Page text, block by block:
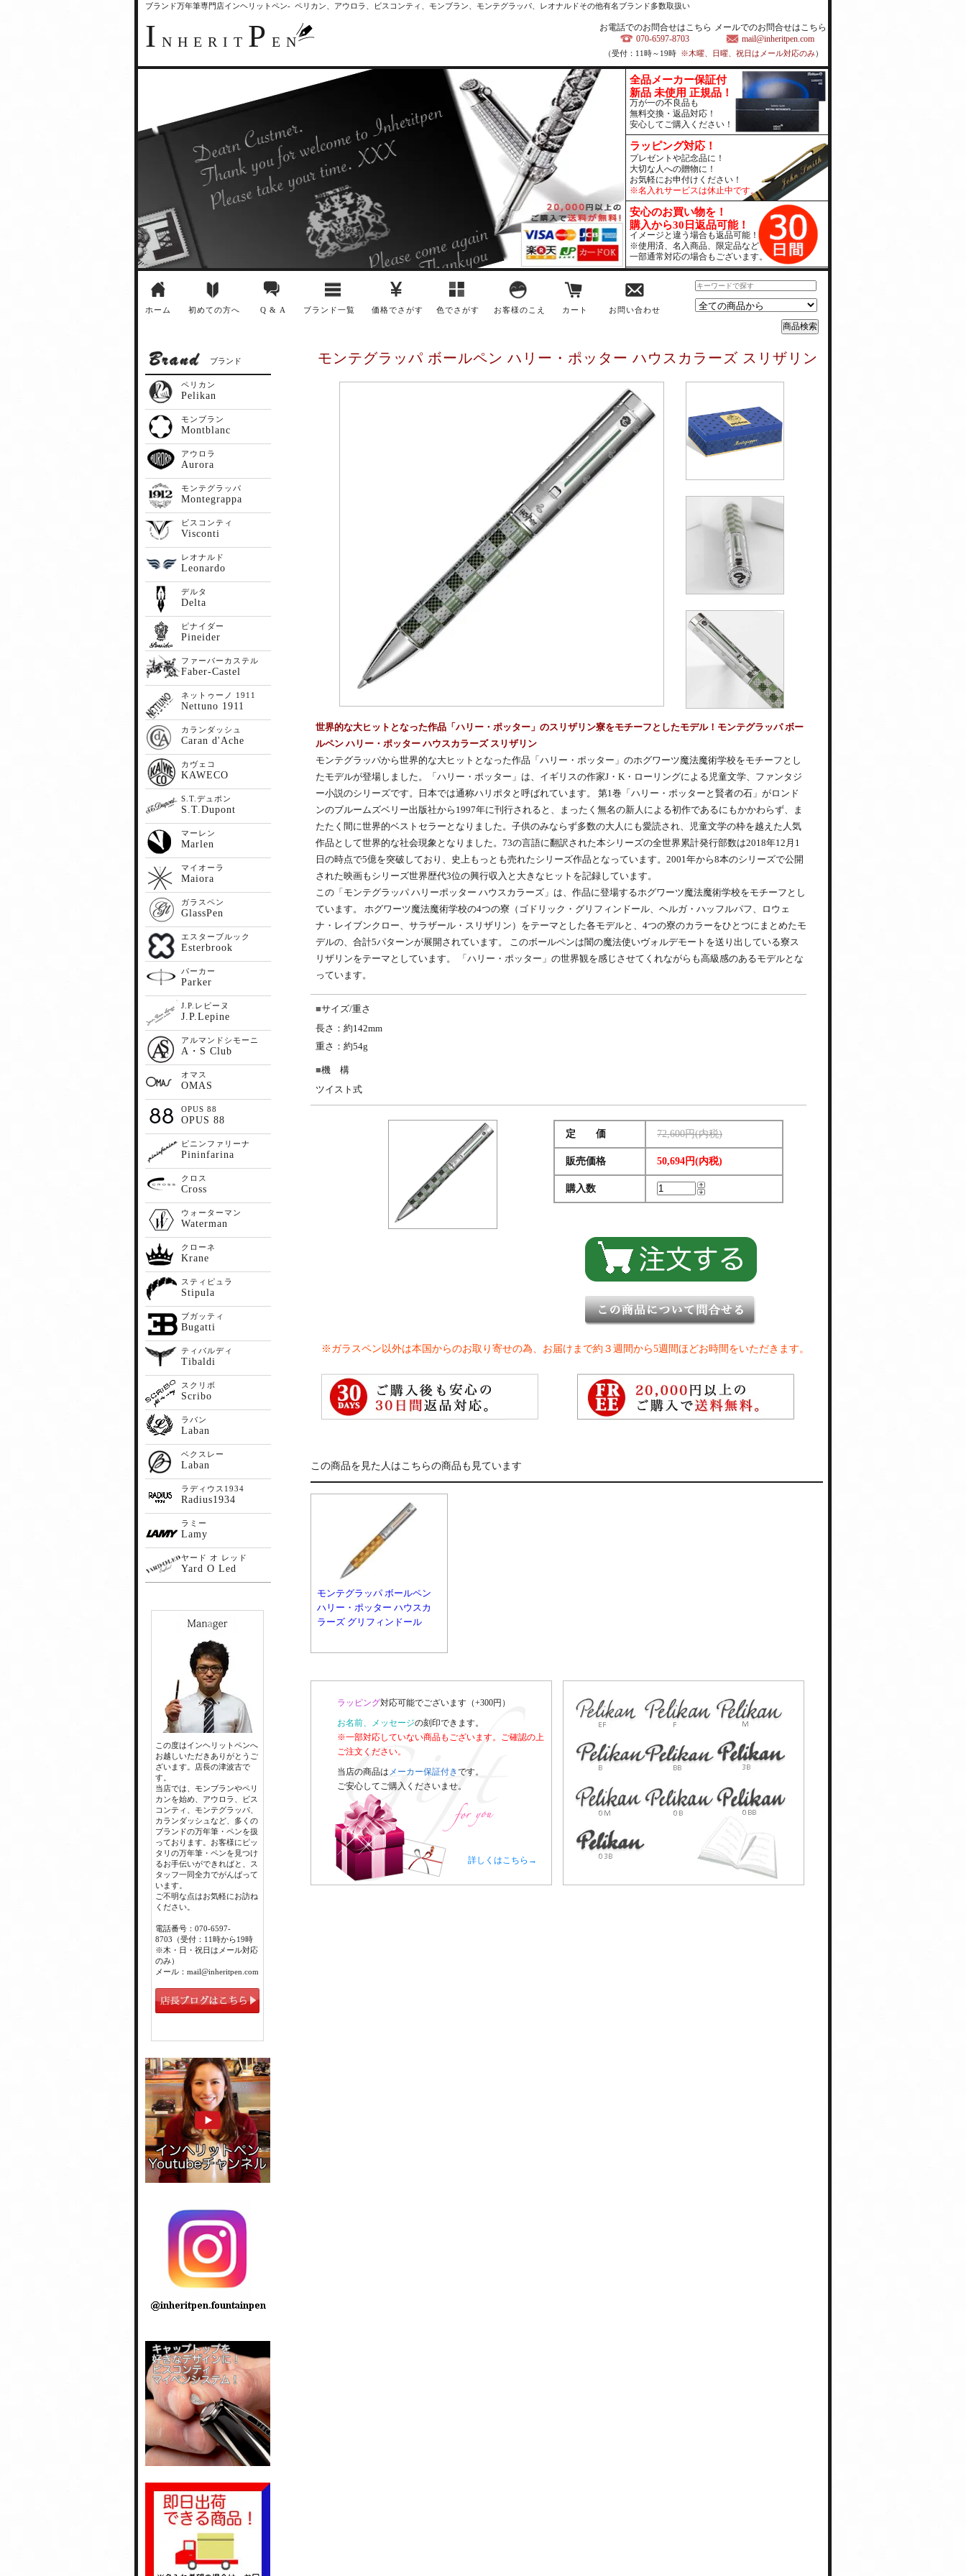
ブランド万年筆専門店インヘリットペン- ペリカン、アウロラ、ビスコンティ、モンブラン、モンテグラッパ、レオナルドその他有名ブランド多数取扱い
I NHERIT P EN
お電話でのお問合せはこちら
070-6597-8703
メールでのお問合せはこちら
mail@inheritpen.com
（受付：11時～19時 ※木曜、日曜、祝日はメール対応のみ）
全品メーカー保証付
新品 未使用 正規品！
万が一の不良品も
無料交換・返品対応！
安心してご購入ください！
ラッピング対応！
プレゼントや記念品に！
大切な人への贈物に！
お気軽にお申付けください！
※名入れサービスは休止中です。
安心のお買い物を！
購入から30日返品可能！
イメージと違う場合も返品可能！
※使用済、名入商品、限定品など
一部通常対応の場合もございます。
ホーム 初めての方へ Q & A ブランド一覧 価格でさがす 色でさがす お客様のこえ カート お問い合わせ
モンテグラッパ ボールペン ハリー・ポッター ハウスカラーズ スリザリン
世界的な大ヒットとなった作品「ハリー・ポッター」のスリザリン寮をモチーフとしたモデル！モンテグラッパ ボー
ルペン ハリー・ポッター ハウスカラーズ スリザリン
モンテグラッパから世界的な大ヒットとなった作品「ハリー・ポッター」のホグワーツ魔法魔術学校をモチーフとし
たモデルが登場しました。「ハリー・ポッター」は、イギリスの作家J・K・ローリングによる児童文学、ファンタジ
ー小説のシリーズです。日本では通称ハリポタと呼ばれています。 第1巻「ハリー・ポッターと賢者の石」がロンド
ンのブルームズベリー出版社から1997年に刊行されると、まったく無名の新人による初作であるにもかかわらず、ま
たたく間に世界的ベストセラーとなりました。子供のみならず多数の大人にも愛読され、児童文学の枠を越えた人気
作品として世界的な社会現象となりました。73の言語に翻訳された本シリーズの全世界累計発行部数は2018年12月1
日の時点で5億を突破しており、史上もっとも売れたシリーズ作品となっています。2001年から8本のシリーズで公開
された映画もシリーズ世界歴代3位の興行収入と大きなヒットを記録しています。
この「モンテグラッパ ハリーポッター ハウスカラーズ」は、作品に登場するホグワーツ魔法魔術学校をモチーフとし
ています。 ホグワーツ魔法魔術学校の4つの寮（ゴドリック・グリフィンドール、ヘルガ・ハッフルパフ、ロウェ
ナ・レイブンクロー、サラザール・スリザリン）をテーマとした各モデルと、4つの寮のカラーをひとつにまとめたモ
デルの、合計5パターンが展開されています。 このボールペンは闇の魔法使いヴォルデモートを送り出している寮ス
リザリンをテーマとしています。 「ハリー・ポッター」の世界観を感じさせてくれながらも高級感のあるモデルとな
っています。
サイズ/重さ
長さ：約142mm
重さ：約54g
機 構
ツイスト式
定 価 72,600円(内税)
販売価格 50,694円(内税)
購入数
※ガラスペン以外は本国からのお取り寄せの為、お届けまで約３週間から5週間ほどお時間をいただきます。
この商品を見た人はこちらの商品も見ています
モンテグラッパ ボールペン
ハリー・ポッター ハウスカ
ラーズ グリフィンドール
ラッピング対応可能でございます（+300円）
お名前、メッセージの刻印できます。
※一部対応していない商品もございます。ご確認の上
ご注文ください。
当店の商品は メーカー保証付きです。
ご安心してご購入くださいませ。
詳しくはこちら→
ブランド
ペリカン
Pelikan
モンブラン
Montblanc
アウロラ
Aurora
モンテグラッパ
Montegrappa
ビスコンティ
Visconti
レオナルド
Leonardo
デルタ
Delta
ピナイダー
Pineider
ファーバーカステル
Faber-Castel
ネットゥーノ 1911
Nettuno 1911
カランダッシュ
Caran d'Ache
カヴェコ
KAWECO
S.T.デュポン
S.T.Dupont
マーレン
Marlen
マイオーラ
Maiora
ガラスペン
GlassPen
エスターブルック
Esterbrook
パーカー
Parker
J.P.レピーヌ
J.P.Lepine
アルマンドシモーニ
A・S Club
オマス
OMAS
OPUS 88
OPUS 88
ピニンファリーナ
Pininfarina
クロス
Cross
ウォーターマン
Waterman
クローネ
Krane
スティピュラ
Stipula
ブガッティ
Bugatti
ティバルディ
Tibaldi
スクリボ
Scribo
ラバン
Laban
ベクスレー
Laban
ラディウス1934
Radius1934
ラミー
Lamy
ヤード オ レッド
Yard O Led
この度はインヘリットペンへ
お越しいただきありがとうご
ざいます。店長の津波古で
す。
当店では、モンブランやペリ
カンを始め、アウロラ、ビス
コンティ、モンテグラッパ、
カランダッシュなど、多くの
ブランドの万年筆・ペンを扱
っております。お客様にピッ
タリの万年筆・ペンを見つけ
るお手伝いができればと、ス
タッフ一同全力でがんばって
います。
ご不明な点はお気軽にお訪ね
ください。
電話番号：070-6597-
8703（受付：11時から19時
※木・日・祝日はメール対応
のみ）
メール：mail@inheritpen.com